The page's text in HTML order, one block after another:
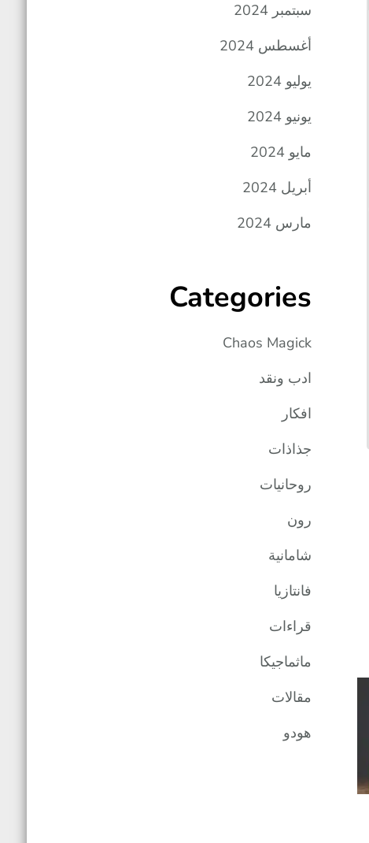
سبتمبر 2024
أغسطس 2024
يوليو 2024
يونيو 2024
مايو 2024
أبريل 2024
مارس 2024
Categories
Chaos Magick
ادب ونقد
افكار
جذاذات
روحانيات
رون
شامانية
فانتازيا
قراءات
ماثماجيكا
مقالات
هودو